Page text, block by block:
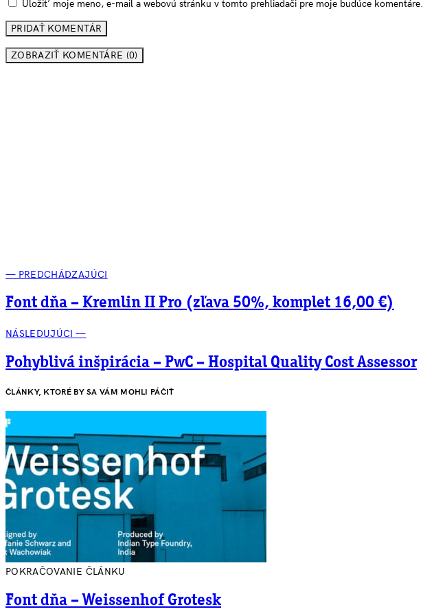
Uložiť moje meno, e-mail a webovú stránku v tomto prehliadači pre moje budúce komentáre.
ZOBRAZIŤ KOMENTÁRE (0)
— PREDCHÁDZAJÚCI
Font dňa – Kremlin II Pro (zľava 50%, komplet 16,00 €)
NÁSLEDUJÚCI —
Pohyblivá inšpirácia – PwC – Hospital Quality Cost Assessor
ČLÁNKY, KTORÉ BY SA VÁM MOHLI PÁČIŤ
POKRAČOVANIE ČLÁNKU
Font dňa – Weissenhof Grotesk